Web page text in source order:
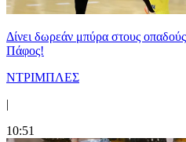
Δίνει δωρεάν μπύρα στους
Πάφος!
ΝΤΡΙΜΠΛΕΣ
|
10:51